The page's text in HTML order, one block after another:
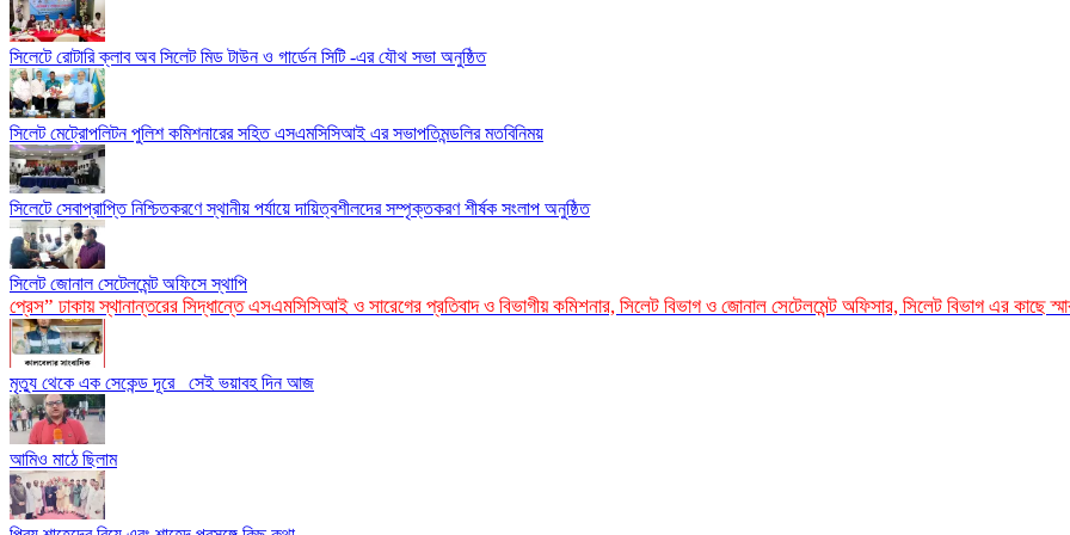
সিলেটে রোটারি ক্লাব অব সিলেট মিড টাউন ও গার্ডেন সিটি -এর যৌথ সভা অনুষ্ঠিত
সিলেট মেট্রোপলিটন পুলিশ কমিশনারের সহিত এসএমসিসিআই এর সভাপতিমন্ডলির মতবিনিময়
সিলেটে সেবাপ্রাপ্তি নিশ্চিতকরণে স্থানীয় পর্যায়ে দায়িত্বশীলদের সম্পৃক্তকরণ শীর্ষক সংলাপ অনুষ্ঠিত
সিলেট জোনাল সেটেলমেন্ট অফিসে স্থাপি
প্রেস” ঢাকায় স্থানান্তরের সিদ্ধান্তে এসএমসিসিআই ও সারেগের প্রতিবাদ ও বিভাগীয় কমিশনার, সিলেট বিভাগ ও জোনাল সেটেলমেন্ট অফিসার, সিলেট বিভাগ এর কাছে
মৃত্যু থেকে এক সেকেন্ড দূরে_ সেই ভয়াবহ দিন আজ
আমিও মাঠে ছিলাম